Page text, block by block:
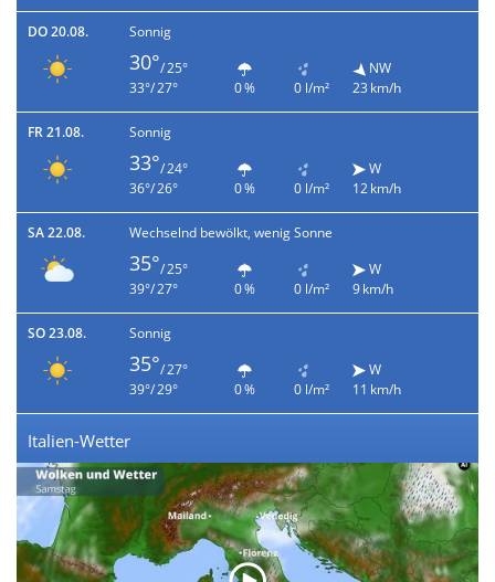
DO 20.08. Sonnig
30°/ 25°
33°/ 27°
0 % 0 l/m²
NW
23 km/h
FR 21.08. Sonnig
33°/ 24°
36°/ 26°
0 % 0 l/m²
W
12 km/h
SA 22.08. Wechselnd bewölkt, wenig Sonne
35°/ 25°
39°/ 27°
0 % 0 l/m²
W
9 km/h
SO 23.08. Sonnig
35°/ 27°
39°/ 29°
0 % 0 l/m²
W
11 km/h
Italien-Wetter